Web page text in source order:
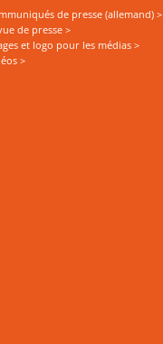
de presse (allemand) >
de presse >
et logo pour les médias >
>